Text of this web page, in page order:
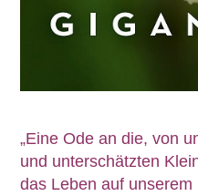
„Eine Ode an die, von
und unterschätzten
das Leben auf